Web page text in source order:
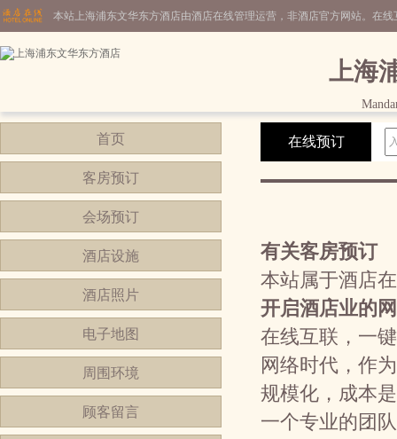
本站上海浦东文华东方酒店由酒店在线管理运营，非酒店官方网站。在
上海
首页
客房预订
会场预订
酒店设施
酒店照片
电子地图
周围环境
顾客留言
在线预订
有关客房预订
本站属于酒店
开启酒店业的
在线互联，一
网络时代，作
规模化，成本
一个专业的团